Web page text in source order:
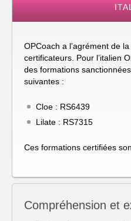
OPCoach a l’agrément de
certificateurs. Pour l’italien
des formations
suivantes :
Cloe : RS6439
Lilate : RS7315
Ces formations certifiées
Compréhension et